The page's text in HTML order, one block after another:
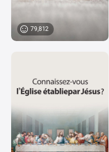
79,812